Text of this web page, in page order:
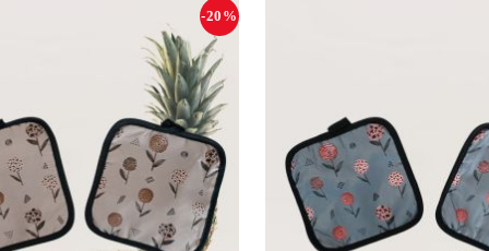
-20%